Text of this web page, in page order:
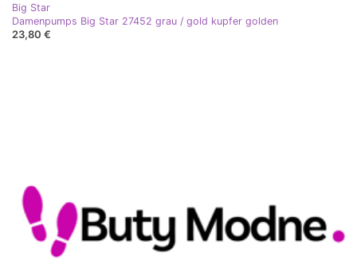
Big Star
Damenpumps Big Star 27452 grau / gold kupfer golden
23,80 €